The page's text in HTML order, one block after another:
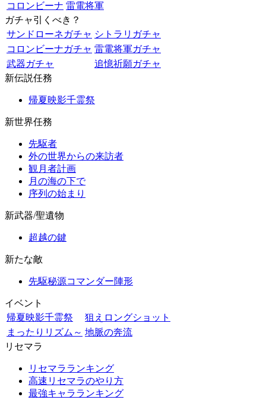
コロンビーナ 雷電将軍
ガチャ引くべき？
サンドローネガチャ シトラリガチャ
コロンビーナガチャ 雷電将軍ガチャ
武器ガチャ
追憶祈願ガチャ
新伝説任務
帰夏映影千霊祭
新世界任務
先駆者
外の世界からの来訪者
観月者計画
月の海の下で
序列の始まり
新武器/聖遺物
超越の鍵
新たな敵
先駆秘源コマンダー陣形
イベント
帰夏映影千霊祭
狙えロングショット
まったりリズム～ 地脈の奔流
リセマラ
リセマラランキング
高速リセマラのやり方
最強キャラランキング